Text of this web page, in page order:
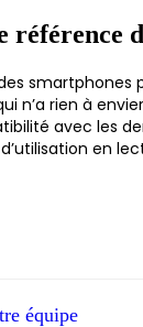
référence
n’a rien à
avec les
en
équipe